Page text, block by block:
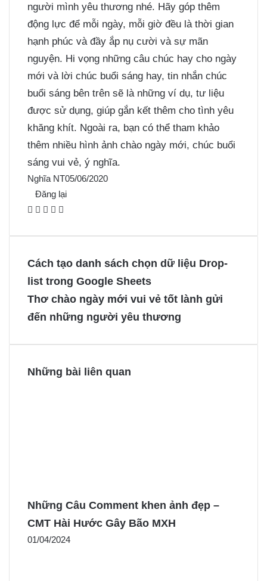
người mình yêu thương nhé. Hãy góp thêm
động lực để mỗi ngày, mỗi giờ đều là thời gian
hạnh phúc và đầy ắp nụ cười và sự mãn
nguyện. Hi vọng những câu chúc hay cho ngày
mới và lời chúc buổi sáng hay, tin nhắn chúc
buổi sáng bên trên sẽ là những ví dụ, tư liệu
được sử dụng, giúp gắn kết thêm cho tình yêu
khăng khít. Ngoài ra, bạn có thể tham khảo
thêm nhiều hình ảnh chào ngày mới, chúc buổi
sáng vui vẻ, ý nghĩa.
Nghĩa NT05/06/2020
Đăng lại
F
o
o
k
X P
r
e
s
M
e
n
g
e
e
n
g
e
Cách tạo danh sách chọn dữ liệu Drop-
list trong Google Sheets
Thơ chào ngày mới vui vẻ tốt lành gửi
đến những người yêu thương
Những bài liên quan
Những Câu Comment khen ảnh đẹp –
CMT Hài Hước Gây Bão MXH
01/04/2024